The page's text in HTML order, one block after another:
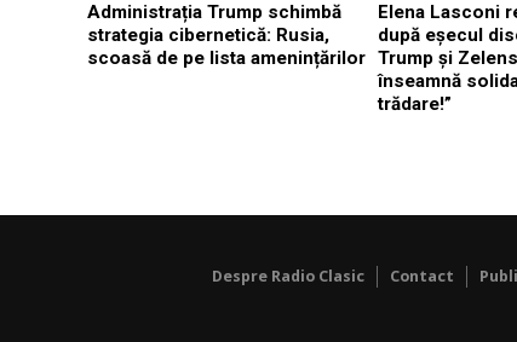
Administrația Trump schimbă
strategia cibernetică: Rusia,
scoasă de pe lista amenințărilor
Elena Lasconi
după eșecul
Trump și
înseamnă
trădare!”
Despre Radio Clasic Contact